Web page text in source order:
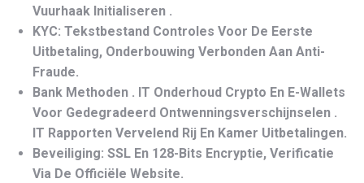
Vuurhaak Initialiseren .
KYC: Tekstbestand Controles Voor De Eerste
Uitbetaling, Onderbouwing Verbonden Aan Anti-
Fraude.
Bank Methoden . IT Onderhoud Crypto En E-Wallets
Voor Gedegradeerd Ontwenningsverschijnselen .
IT Rapporten Vervelend Rij ​​En Kamer Uitbetalingen.
Beveiliging: SSL En 128-Bits Encryptie, Verificatie
Via De Officiële Website.